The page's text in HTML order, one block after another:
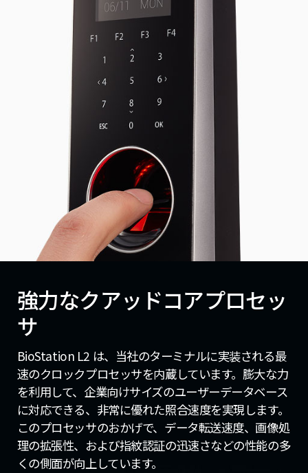
強力なクアッドコアプロセッ
サ
BioStation L2 は、当社のターミナルに実装される最
速のクロックプロセッサを内蔵しています。膨大な力
を利用して、企業向けサイズのユーザーデータベース
に対応できる、非常に優れた照合速度を実現します。
このプロセッサのおかげで、データ転送速度、画像処
理の拡張性、および指紋認証の迅速さなどの性能の多
くの側面が向上しています。